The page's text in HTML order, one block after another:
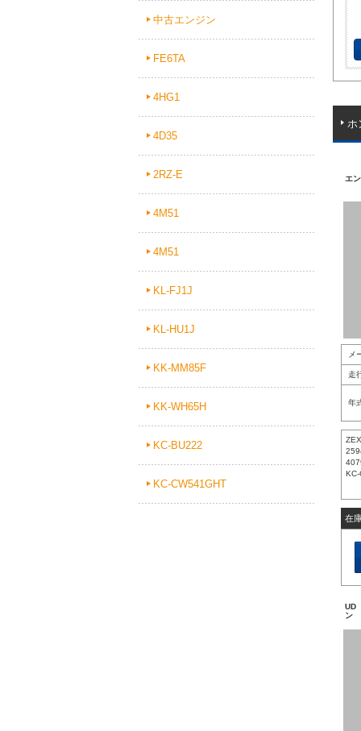
中古エンジン
FE6TA
4HG1
4D35
2RZ-E
4M51
4M51
KL-FJ1J
KL-HU1J
KK-MM85F
KK-WH65H
KC-BU222
KC-CW541GHT
ホ
エ
メ
走
年
在
UD
ン